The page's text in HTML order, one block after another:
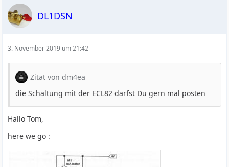
DL1DSN
3. November 2019 um 21:42
Zitat von dm4ea
die Schaltung mit der ECL82 darfst Du gern mal posten
Hallo Tom,
here we go :